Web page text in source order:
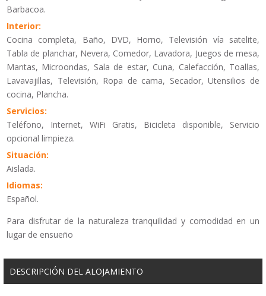
Barbacoa.
Interior:
Cocina completa, Baño, DVD, Horno, Televisión vía satelite,
Tabla de planchar, Nevera, Comedor, Lavadora, Juegos de mesa,
Mantas, Microondas, Sala de estar, Cuna, Calefacción, Toallas,
Lavavajillas, Televisión, Ropa de cama, Secador, Utensilios de
cocina, Plancha.
Servicios:
Teléfono, Internet, WiFi Gratis, Bicicleta disponible, Servicio
opcional limpieza.
Situación:
Aislada.
Idiomas:
Español.
Para disfrutar de la naturaleza tranquilidad y comodidad en un
lugar de ensueño
DESCRIPCIÓN DEL ALOJAMIENTO